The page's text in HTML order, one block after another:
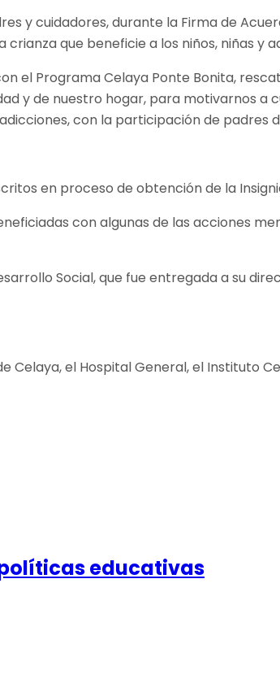
y cuidadores, durante la Firma de
que beneficie a los niños, niñas y
el Programa Celaya Ponte Bonita,
y de nuestro hogar, para motivarnos a
con la participación de padres
en proceso de obtención de la
con algunas de las acciones
Social, que fue entregada a su
el Hospital General, el Instituto
políticas educativas